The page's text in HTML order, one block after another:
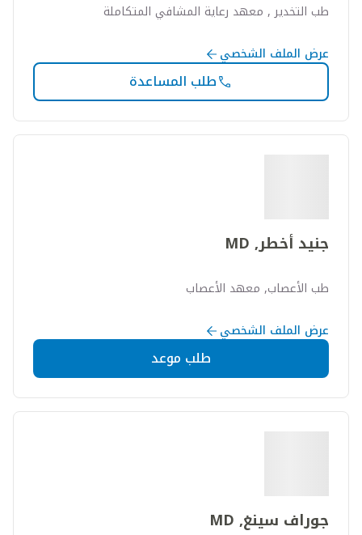
طب التخدير , معهد رعاية المشافي المتكاملة
عرض الملف الشخصي
طلب المساعدة
جنيد أخطر, MD
طب الأعصاب, معهد الأعصاب
عرض الملف الشخصي
طلب موعد
جوراف سينغ, MD